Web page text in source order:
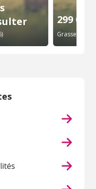
299 000
Grasse (06)